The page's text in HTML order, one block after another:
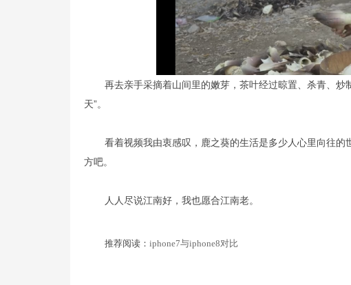
再去亲手采摘着山间里的嫩芽，茶叶经过晾置、杀青、
天”。
看着视频我由衷感叹，鹿之葵的生活是多少人心里向往
方吧。
人人尽说江南好，我也愿合江南老。
推荐阅读： iphone7与iphone8对比